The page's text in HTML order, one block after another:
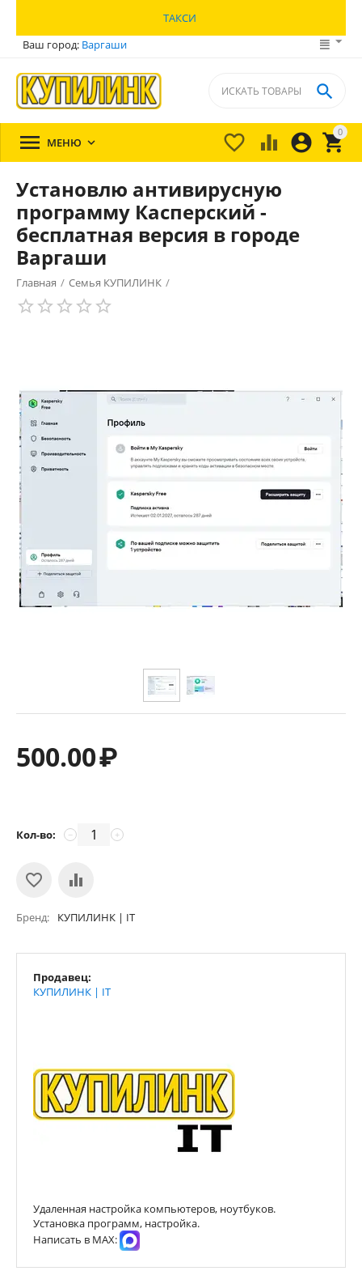
ТАКСИ
Ваш город: Варгаши
0


 

 МЕНЮ 
Установлю антивирусную
программу Касперский -
бесплатная версия в городе
Варгаши
Главная / Семья КУПИЛИНК /
500.00₽
Кол-во: +
−
Бренд КУПИЛИНК | IT
Продавец:
КУПИЛИНК | IT
Удаленная настройка компьютеров, ноутбуков.
Установка программ, настройка.
Написать в МАХ: